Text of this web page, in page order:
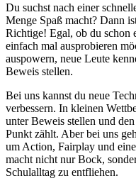
Du suchst nach einer
Menge Spaß macht? Dann
Richtige! Egal, ob du schon
einfach mal ausprobieren
auspowern, neue Leute
Beweis stellen.
Bei uns kannst du neue
verbessern. In kleinen
unter Beweis stellen und
Punkt zählt. Aber bei uns
um Action, Fairplay und
macht nicht nur Bock,
Schulalltag zu entfliehen.